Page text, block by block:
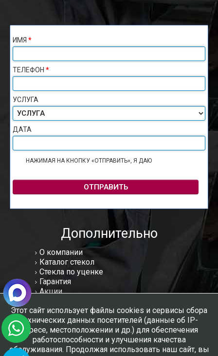
ИМЯ *
ТЕЛЕФОН *
УСЛУГА
ДАТА
НАЖИМАЯ НА КНОПКУ «ОТПРАВИТЬ», Я ДАЮ
ОТПРАВИТЬ
Дополнительно
О компании
Каталог стекол
Стекла по уценке
Гарантия
Акции
Отзывы
Вакансии
Контакты
Мы в соцсетях:
Этот сайт использует файлы cookies и сервисы сбора
технических данных посетителей (данные об IP-
адресе, местоположении и др.) для обеспечения
работоспособности и улучшения качества
обслуживания. Продолжая использовать наш сайт, вы